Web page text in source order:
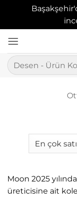
atla
Ara:
Moon 2025
üreticisine ait